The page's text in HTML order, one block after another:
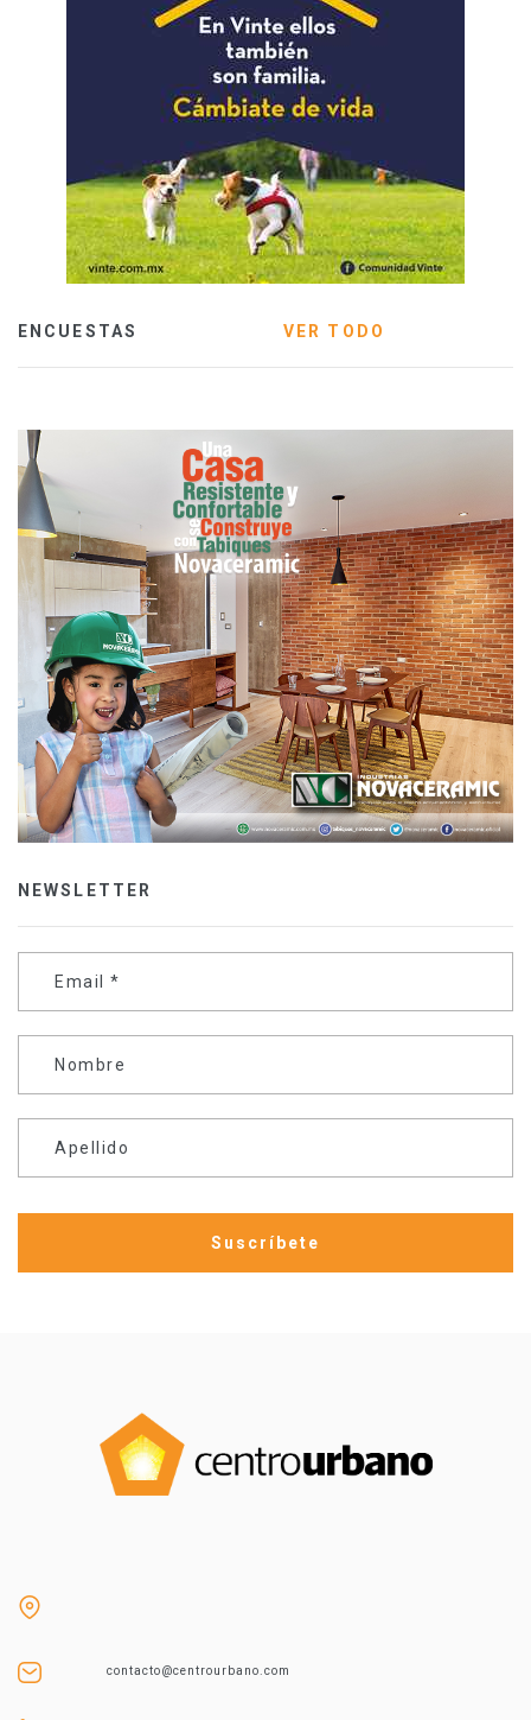
ENCUESTAS VER TODO
NEWSLETTER
Email *
Nombre
Apellido
contacto@centrourbano.com